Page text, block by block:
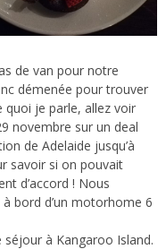
de van pour notre
démenée pour trouver
quoi je parle, allez voir
novembre sur un deal
de Adelaide jusqu’à
savoir si on pouvait
d’accord ! Nous
bord d’un motorhome 6
à Kangaroo Island.